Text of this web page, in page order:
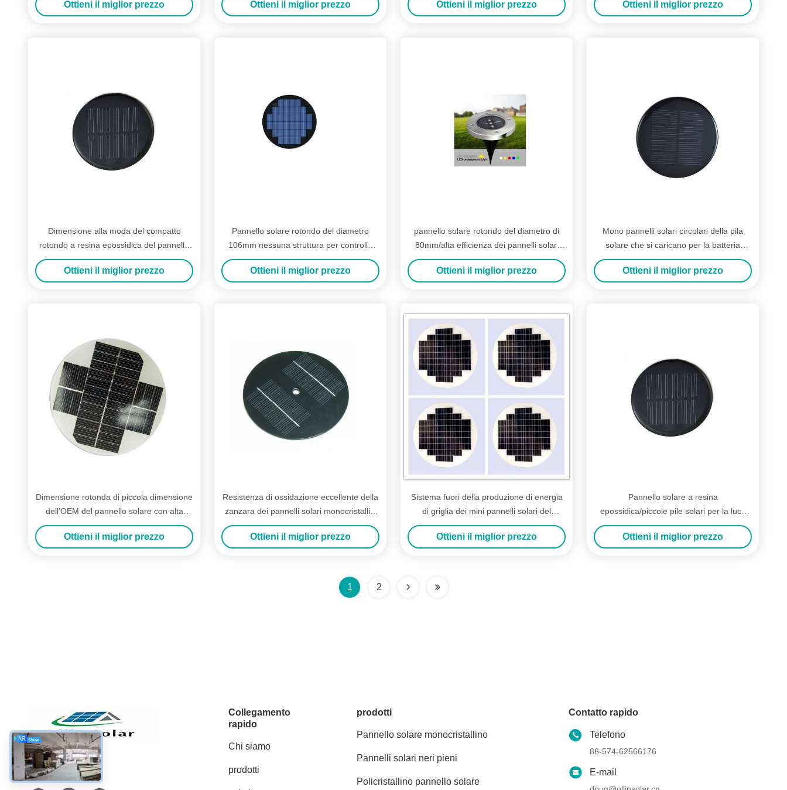
Ottieni il miglior prezzo Ottieni il miglior prezzo Ottieni il miglior prezzo Ottieni il miglior prezzo
Dimensione alla moda del compatto
rotondo a resina epossidica del pannello
solare con l'intelaiatura attraente solida
Ottieni il miglior prezzo
Pannello solare rotondo del diametro
106mm nessuna struttura per controllo
solare della zanzara dei barattoli di
muratore
Ottieni il miglior prezzo
pannello solare rotondo del diametro di
80mm/alta efficienza dei pannelli solari
energia solare
Ottieni il miglior prezzo
Mono pannelli solari circolari della pila
solare che si caricano per la batteria
solare della luce del giardino
Ottieni il miglior prezzo
Dimensione rotonda di piccola dimensione
dell'OEM del pannello solare con alta
efficienza di conversione del modulo
Ottieni il miglior prezzo
Resistenza di ossidazione eccellente della
zanzara dei pannelli solari monocristallini
solari di controllo
Ottieni il miglior prezzo
Sistema fuori della produzione di energia
di griglia dei mini pannelli solari del
semaforo mono
Ottieni il miglior prezzo
Pannello solare a resina
epossidica/piccole pile solari per la luce
sotterranea rotonda di dimensione LED
Ottieni il miglior prezzo
1 2
Mezzi sociali
Collegamento
rapido
Chi siamo
prodotti
prodotti
Pannello solare monocristallino
Pannelli solari neri pieni
Policristallino pannello solare
Contatto rapido
Telefono
86-574-62566176
E-mail